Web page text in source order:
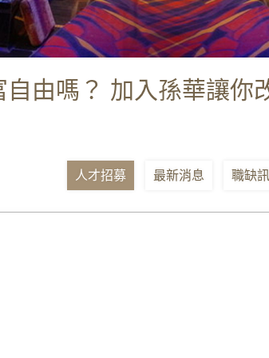
由嗎？ 加入孫華讓你
人才招募 最新消息 職缺